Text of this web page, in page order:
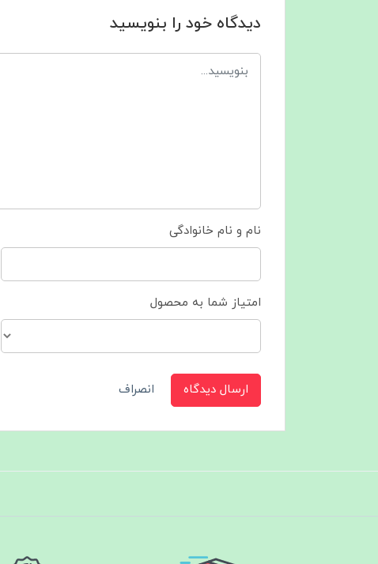
دیدگاه خود را بنویسید
نام و نام خانوادگی
امتیاز شما به محصول
ارسال دیدگاه انصراف